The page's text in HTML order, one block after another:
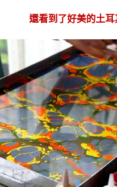
還看到了好美的土